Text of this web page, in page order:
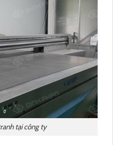
tại công ty